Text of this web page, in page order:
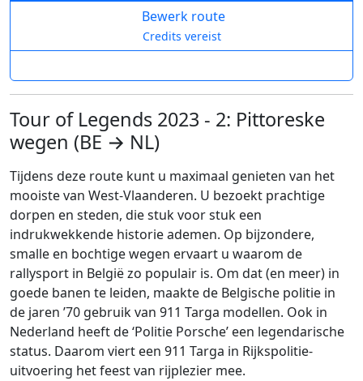
Bewerk route
Credits vereist
Tour of Legends 2023 - 2: Pittoreske
wegen (BE → NL)
Tijdens deze route kunt u maximaal genieten van het
mooiste van West-Vlaanderen. U bezoekt prachtige
dorpen en steden, die stuk voor stuk een
indrukwekkende historie ademen. Op bijzondere,
smalle en bochtige wegen ervaart u waarom de
rallysport in België zo populair is. Om dat (en meer) in
goede banen te leiden, maakte de Belgische politie in
de jaren ’70 gebruik van 911 Targa modellen. Ook in
Nederland heeft de ‘Politie Porsche’ een legendarische
status. Daarom viert een 911 Targa in Rijkspolitie-
uitvoering het feest van rijplezier mee.